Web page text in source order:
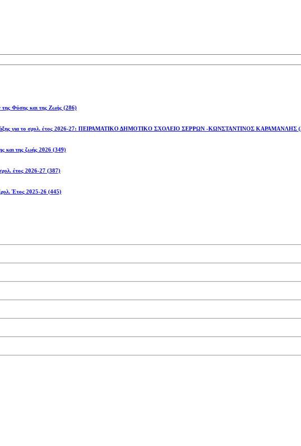
της Φύσης και της Ζωής (286)
Α τάξης για το σχολ. έτος 2026-27: ΠΕΙΡΑΜΑΤΙΚΟ ΔΗΜΟΤΙΚΟ ΣΧΟΛΕΙΟ ΣΕΡΡΩΝ -ΚΩΝΣΤΑΝΤΙΝΟΣ ΚΑΡΑΜΑΝΛΗΣ
και της ζωής 2026 (349)
έτος 2026-27 (387)
Έτος 2025-26 (445)